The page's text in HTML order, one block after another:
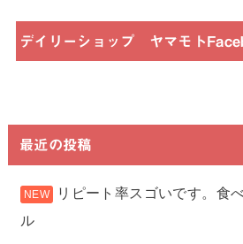
デイリーショップ ヤマモト
最近の投稿
リピート率スゴいです。食
ル